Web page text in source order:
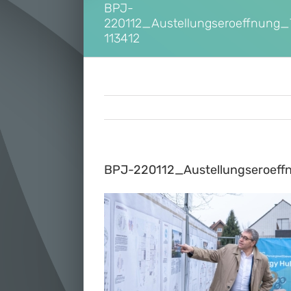
BPJ-
113412
BPJ-